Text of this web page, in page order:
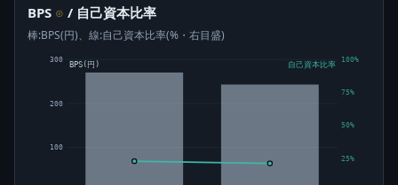
BPS ⊙ / 自己資本比率
棒:BPS(円)、線:自己資本比率(%・右目盛)
100
200
300
25%
50%
75%
100%
BPS(円) 自己資本比率